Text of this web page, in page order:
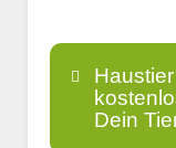
Dein